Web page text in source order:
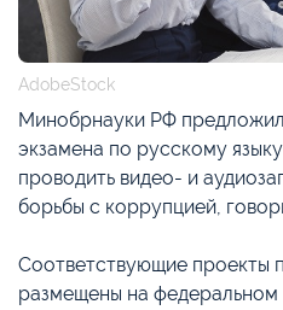
AdobeStock
Минобрнауки РФ
экзамена по русскому
проводить видео- и
борьбы с коррупцией,
Соответствующие проекты
размещены на федеральном